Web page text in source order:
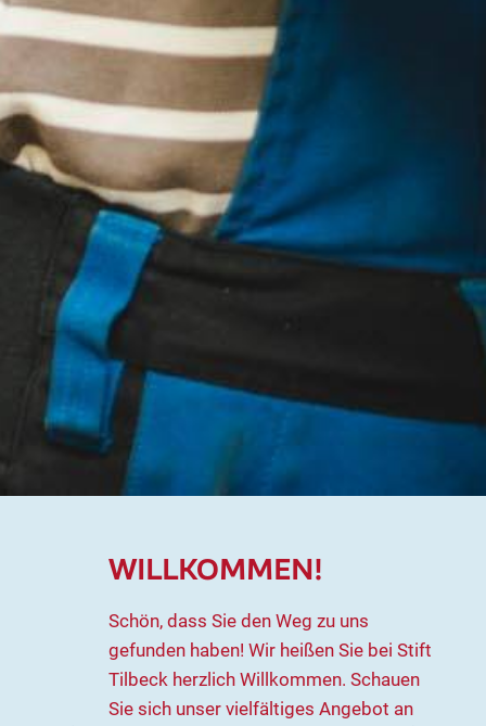
WILLKOMMEN!
Schön, dass Sie den Weg zu uns
gefunden haben! Wir heißen Sie bei Stift
Tilbeck herzlich Willkommen. Schauen
Sie sich unser vielfältiges Angebot an